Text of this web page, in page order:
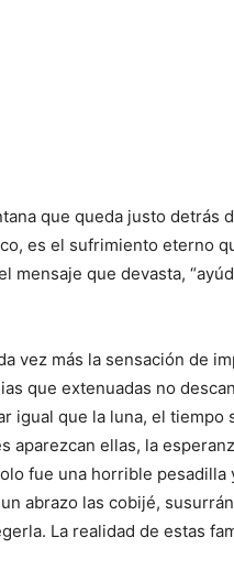
que queda justo detrás
es el sufrimiento eterno
que devasta,
vez más la sensación de
que extenuadas no
igual que la luna, el tiempo
aparezcan ellas, la
fue una horrible pesadilla
abrazo las cobijé,
La realidad de estas